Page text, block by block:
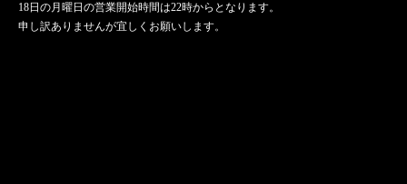
18日の月曜日の営業開始時間は22時からとなります。
申し訳ありませんが宜しくお願いします。